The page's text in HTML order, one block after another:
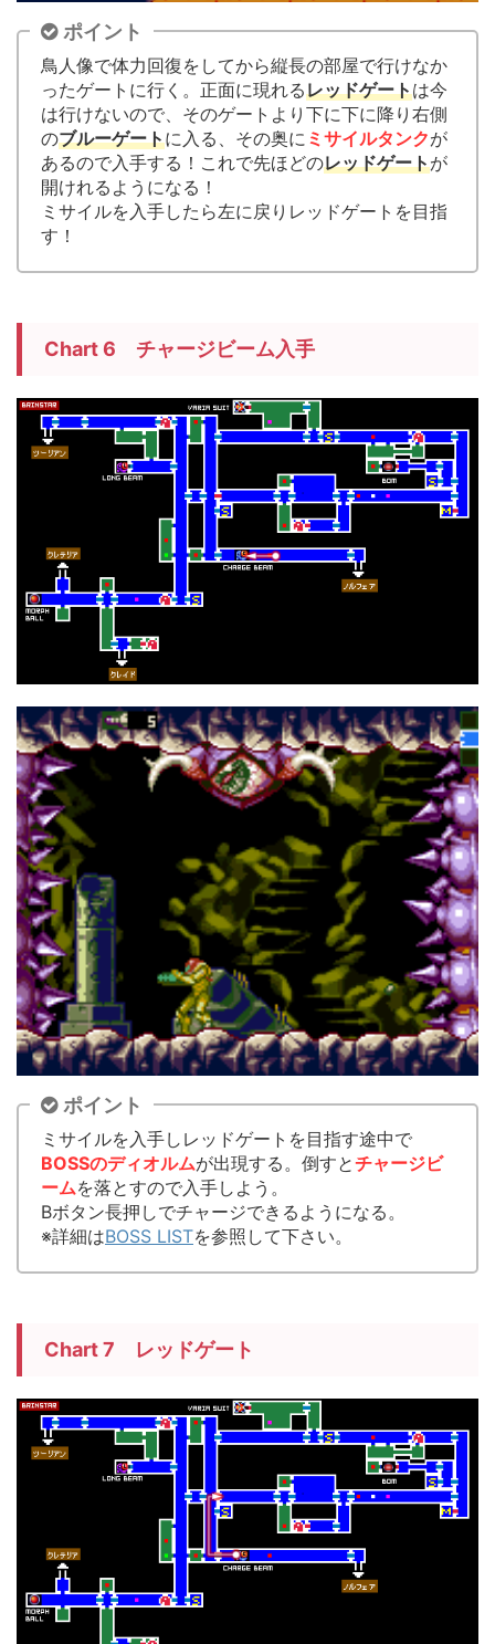
ポイント
鳥人像で体力回復をしてから縦長の部屋で行けなか
ったゲートに行く。正面に現れるレッドゲートは今
は行けないので、そのゲートより下に下に降り右側
のブルーゲートに入る、その奥に ミサイルタンクが
あるので入手する！これで先ほどのレッドゲートが
開けれるようになる！
ミサイルを入手したら左に戻りレッドゲートを目指
す！
Chart 6 チャージビーム入手
ポイント
ミサイルを入手しレッドゲートを目指す途中で
BOSSのディオルムが出現する。倒すとチャージビ
ームを落とすので入手しよう。
Bボタン長押しでチャージできるようになる。
※詳細はBOSS LISTを参照して下さい。
Chart 7 レッドゲート